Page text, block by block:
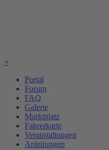
×
Portal
Forum
FAQ
Galerie
Marktplatz
Fahrerkarte
Veranstaltungen
Anleitungen